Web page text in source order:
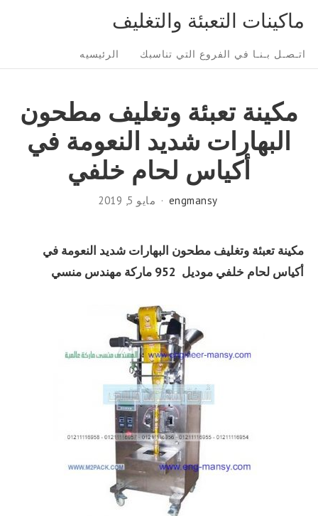
content
ماكينات التعبئة والتغليف
Site
Navigation
اتـصـل بـنـا في الفروع التي تناسبك الرئيسيه
مكينة تعبئة وتغليف مطحون
البهارات شديد النعومة في
أكياس لحام خلفي
engmansy مايو 5, 2019
مكينة تعبئة وتغليف مطحون البهارات شديد النعومة في
أكياس لحام خلفي موديل 952 ماركة مهندس منسي